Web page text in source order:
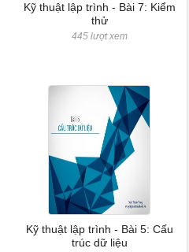
Kỹ thuật lập trình - Bài 7: Kiểm
thử
445 lượt xem
Kỹ thuật lập trình - Bài 5: Cấu
trúc dữ liệu